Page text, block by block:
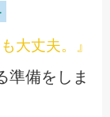
大丈夫。 』
準備をしま